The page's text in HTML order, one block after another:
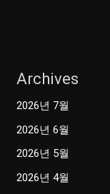
Archives
2026년 7월
2026년 6월
2026년 5월
2026년 4월